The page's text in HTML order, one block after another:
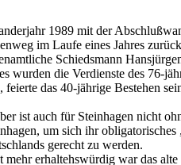
1989 mit der
im Laufe eines Jahres
Schiedsmann
wurden die Verdienste des 76-
das 40-jährige Bestehen
ist auch für Steinhagen nicht
um sich ihr
gerecht zu werden.
erhaltehswürdig war das